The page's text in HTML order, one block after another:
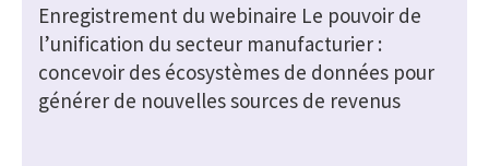
Enregistrement du webinaire Le pouvoir de
l’unification du secteur manufacturier :
concevoir des écosystèmes de données pour
générer de nouvelles sources de revenus